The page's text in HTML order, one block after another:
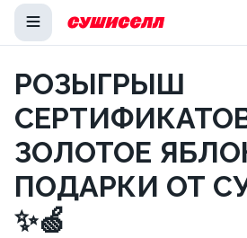
РОЗЫГРЫШ
ЗОЛОТОЕ
ПОДАРКИ ОТ
✨🍏